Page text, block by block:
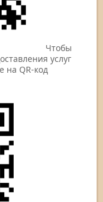
Чтобы
услуг
на QR-код